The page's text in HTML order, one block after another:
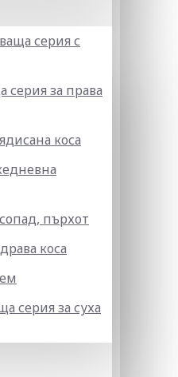
серия с
серия за права
коса
пърхот
коса
серия за суха